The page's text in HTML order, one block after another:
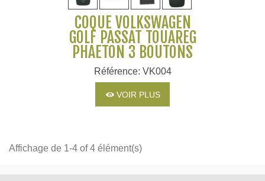
COQUE VOLKSWAGEN
GOLF PASSAT TOUAREG
PHAETON 3 BOUTONS
Référence: VK004
VOIR PLUS
Affichage de 1-4 of 4 élément(s)